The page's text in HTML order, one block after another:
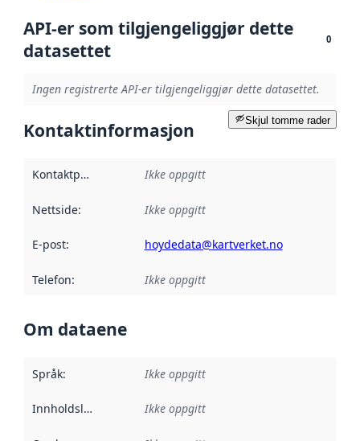
API-er som tilgjengeliggjør dette
datasettet
0
Ingen registrerte API-er tilgjengeliggjør dette datasettet.
Skjul tomme rader
Kontaktinformasjon
Kontaktpunkt Ikke oppgitt
Nettside: Ikke oppgitt
E-post: hoydedata@kartverket.no
Telefon: Ikke oppgitt
Om dataene
Språk: Ikke oppgitt
Innholdsleverandører :
Ikke oppgitt